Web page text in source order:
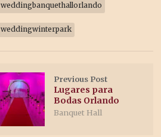
weddingbanquethallorlando
weddingwinterpark
Previous Post
Lugares para
Bodas Orlando
Banquet Hall